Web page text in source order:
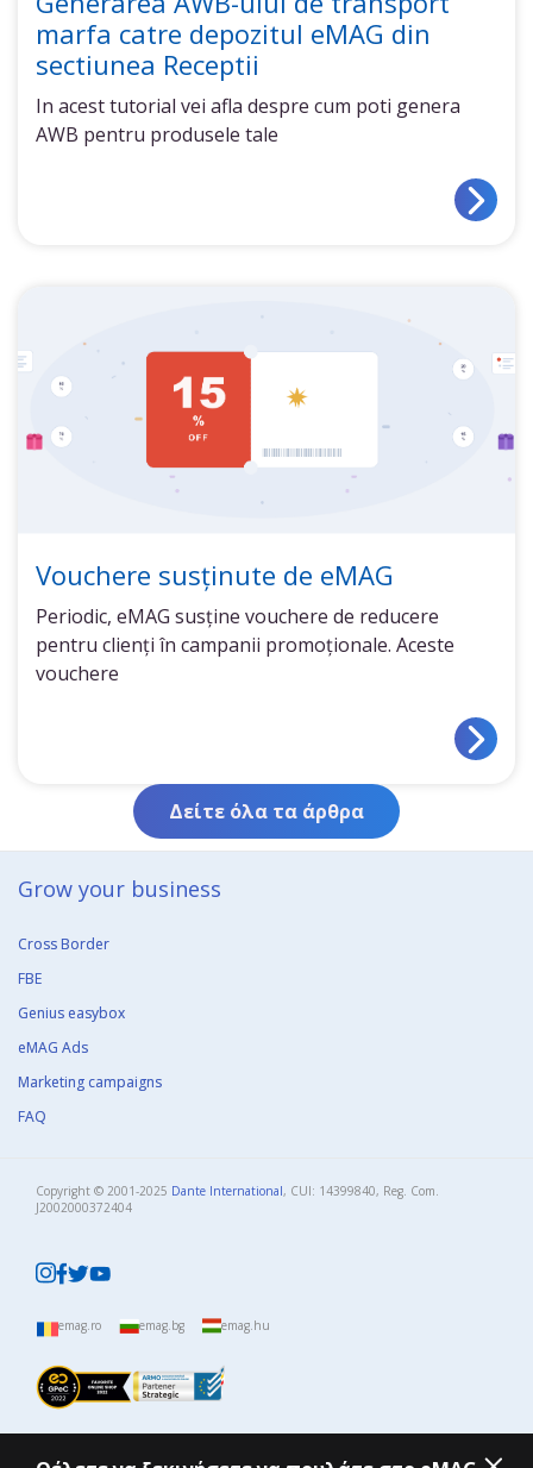
marfa catre depozitul eMAG din
sectiunea Receptii
In acest tutorial vei afla despre cum poti genera
AWB pentru produsele tale
Vouchere susținute de eMAG
Periodic, eMAG susține vouchere de reducere
pentru clienți în campanii promoționale. Aceste
vouchere
Δείτε όλα τα άρθρα
Grow your business​
Cross Border
FBE
Genius easybox
eMAG Ads
Marketing campaigns
FAQ
Copyright © 2001-2025 Dante International, CUI: 14399840, Reg. Com.
J2002000372404​
emag.ro emag.bg emag.hu